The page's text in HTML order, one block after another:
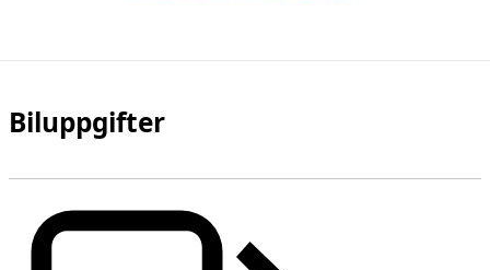
Biluppgifter